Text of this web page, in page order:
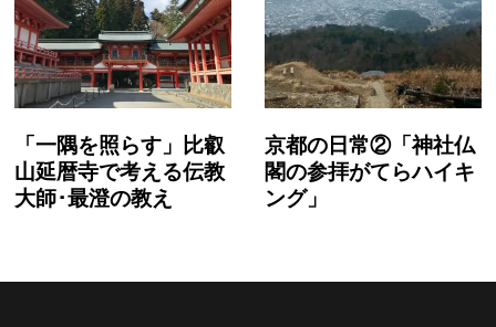
「一隅を照らす」比叡
山延暦寺で考える伝教
大師･最澄の教え
京都の日常②「神社仏
閣の参拝がてらハイキ
ング」